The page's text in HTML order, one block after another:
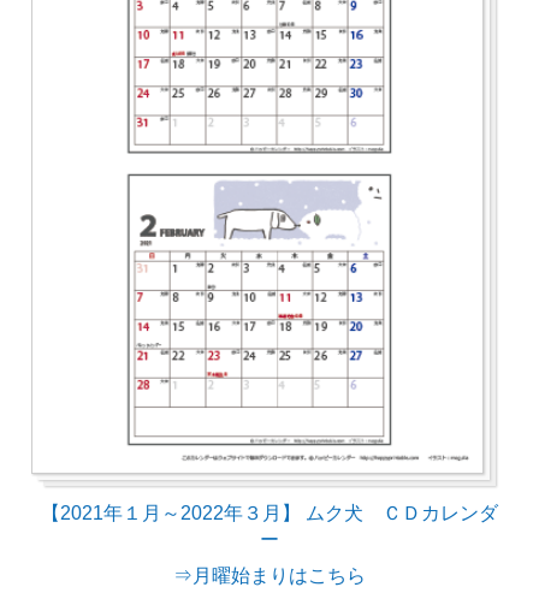
【2021年１月～2022年３月】 ムク犬 ＣＤカレンダ
ー
⇒月曜始まりはこちら